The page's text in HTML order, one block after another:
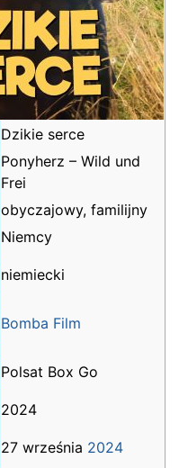
Dzikie serce
Ponyherz – Wild und
Frei
obyczajowy, familijny
Niemcy
niemiecki
Bomba Film
Polsat Box Go
2024
27 września 2024